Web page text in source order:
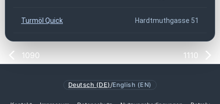
Turmöl Quick Hardtmuthgasse 51
1090 1110
Deutsch (DE) /English (EN)